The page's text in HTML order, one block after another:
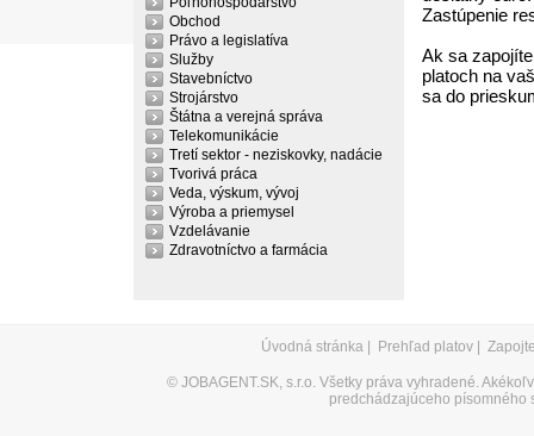
Obchod
Právo a legislatíva
Služby
Stavebníctvo
Strojárstvo
Štátna a verejná správa
Telekomunikácie
Tretí sektor - neziskovky, nadácie
Tvorivá práca
Veda, výskum, vývoj
Výroba a priemysel
Vzdelávanie
Zdravotníctvo a farmácia
Zastúpenie
Ak sa
platoch na
sa do
Úvodná stránka Prehľad platov
© JOBAGENT.SK, s.r.o. Všetky práva vyhradené.
predchádzajúceho písomného